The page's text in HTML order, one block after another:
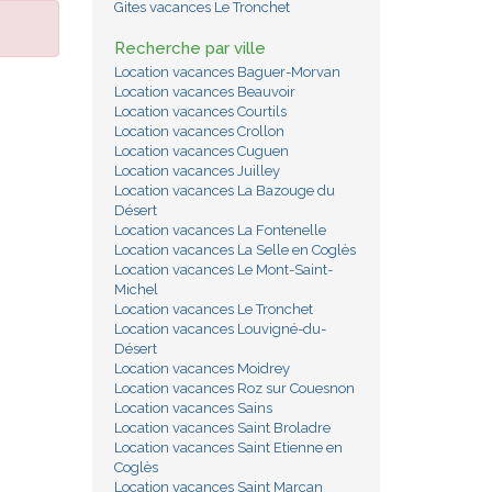
Gites vacances Le Tronchet
Recherche par ville
Location vacances Baguer-Morvan
Location vacances Beauvoir
Location vacances Courtils
Location vacances Crollon
Location vacances Cuguen
Location vacances Juilley
Location vacances La Bazouge du
Désert
Location vacances La Fontenelle
Location vacances La Selle en Coglès
Location vacances Le Mont-Saint-
Michel
Location vacances Le Tronchet
Location vacances Louvigné-du-
Désert
Location vacances Moidrey
Location vacances Roz sur Couesnon
Location vacances Sains
Location vacances Saint Broladre
Location vacances Saint Etienne en
Coglès
Location vacances Saint Marcan